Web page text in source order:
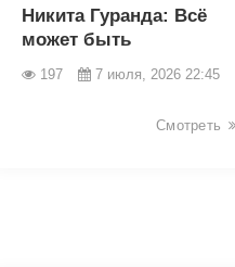
Никита Гуранда: Всё
может быть
197 7 июля, 2026 22:45
Смотреть